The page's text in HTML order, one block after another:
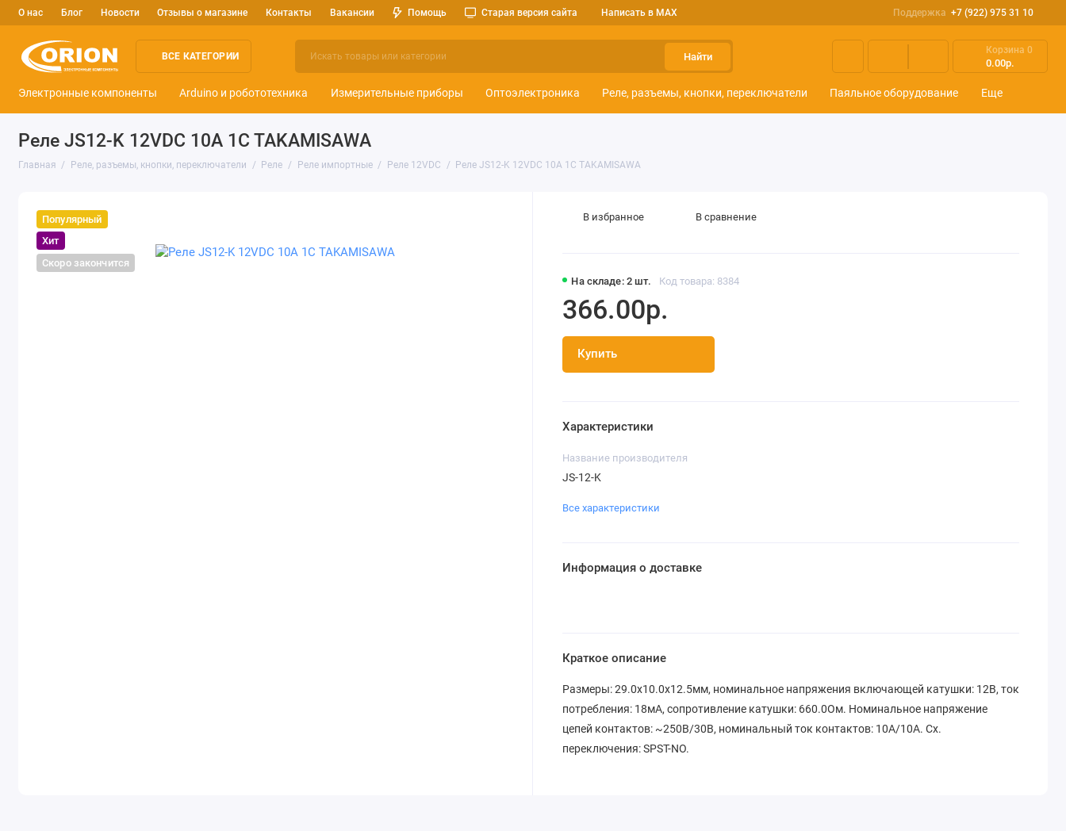
О нас Блог Новости Отзывы о магазине Контакты Вакансии Помощь Старая версия сайта Написать в MAX Поддержка +7 (922) 975 31 10
ВСЕ КАТЕГОРИИ Найти
Корзина 0
0.00р.
Электронные компоненты Arduino и робототехника Измерительные приборы Оптоэлектроника Реле, разъемы, кнопки, переключатели Паяльное оборудование Еще
Реле JS12-K 12VDC 10A 1C TAKAMISAWA
Главная Реле, разъемы, кнопки, переключатели Реле Реле импортные Реле 12VDC Реле JS12-K 12VDC 10A 1C TAKAMISAWA
Популярный
Хит
Скоро закончится
На складе: 2 шт.
Код товара: 8384
366.00р.
Купить
В избранное В сравнение
Характеристики
Название производителя
JS-12-K
Все характеристики
Информация о доставке
Краткое описание
Размеры: 29.0x10.0x12.5мм, номинальное напряжения включающей катушки: 12В, ток
потребления: 18мА, сопротивление катушки: 660.0Ом. Номинальное напряжение
цепей контактов: ~250В/30В, номинальный ток контактов: 10А/10A. Сх.
переключения: SPST-NO.